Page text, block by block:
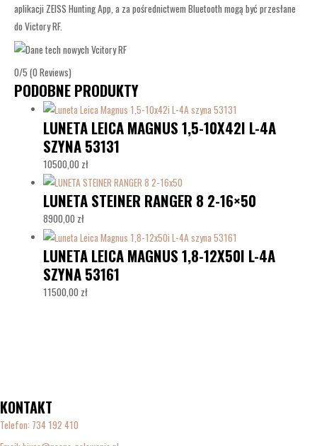
aplikacji ZEISS Hunting App, a za pośrednictwem Bluetooth mogą być przesłane
do Victory RF.
0/5 (0 Reviews)
PODOBNE PRODUKTY
LUNETA LEICA MAGNUS 1,5-10X42I L-4A
SZYNA 53131
10500,00 zł
LUNETA STEINER RANGER 8 2-16×50
8900,00 zł
LUNETA LEICA MAGNUS 1,8-12X50I L-4A
SZYNA 53161
11500,00 zł
KONTAKT
Telefon: 734 192 410